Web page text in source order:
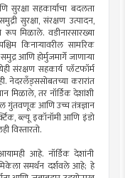
सुरक्षा सहकार्याचा बदलता
सुरक्षा, संरक्षण उत्पादन,
मिळाले. वडीनारसारख्या
किनाऱ्यावरील सामरिक
आणि होर्मुजमार्गे जाणाऱ्या
संरक्षण सहकार्य प्लॅटफॉर्म
नेदरलँड्ससोबतच्या करारांत
मिळाले, तर नॉर्डिक देशांशी
गुंतवणूक आणि उच्च तंत्रज्ञान
ब्ल्यू इकॉनॉमी आणि इंडो
विस्तारतो.
आहे. नॉर्डिक देशांनी
समर्थन दर्शवले आहे; हे